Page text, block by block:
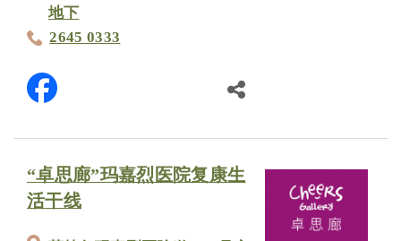
地下
2645 0333
“卓思廊”玛嘉烈医院复康生
活干线